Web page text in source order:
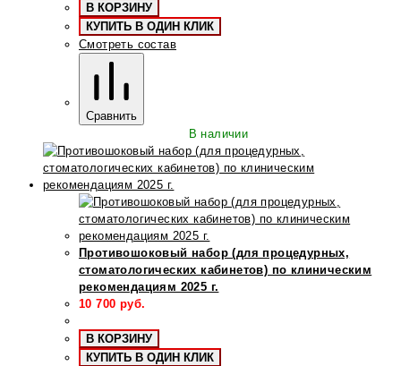
В КОРЗИНУ
КУПИТЬ В ОДИН КЛИК
Смотреть состав
Сравнить
В наличии
Противошоковый набор (для процедурных,
стоматологических кабинетов) по клиническим
рекомендациям 2025 г.
10 700 руб.
В КОРЗИНУ
КУПИТЬ В ОДИН КЛИК